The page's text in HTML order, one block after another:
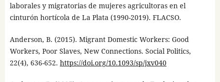
laborales y migratorias de mujeres agricultoras en el
cinturón hortícola de La Plata (1990-2019). FLACSO.
Anderson, B. (2015). Migrant Domestic Workers: Good
Workers, Poor Slaves, New Connections. Social Politics,
22(4), 636-652. https://doi.org/10.1093/sp/jxv040